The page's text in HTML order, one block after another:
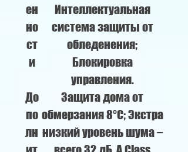
ен
но
ст
и
Интеллектуальная
система защиты от
обледенения;
Блокировка
управления.
До
по
лн
Защита дома от
обмерзания 8°C; Экстра
низкий уровень шума –